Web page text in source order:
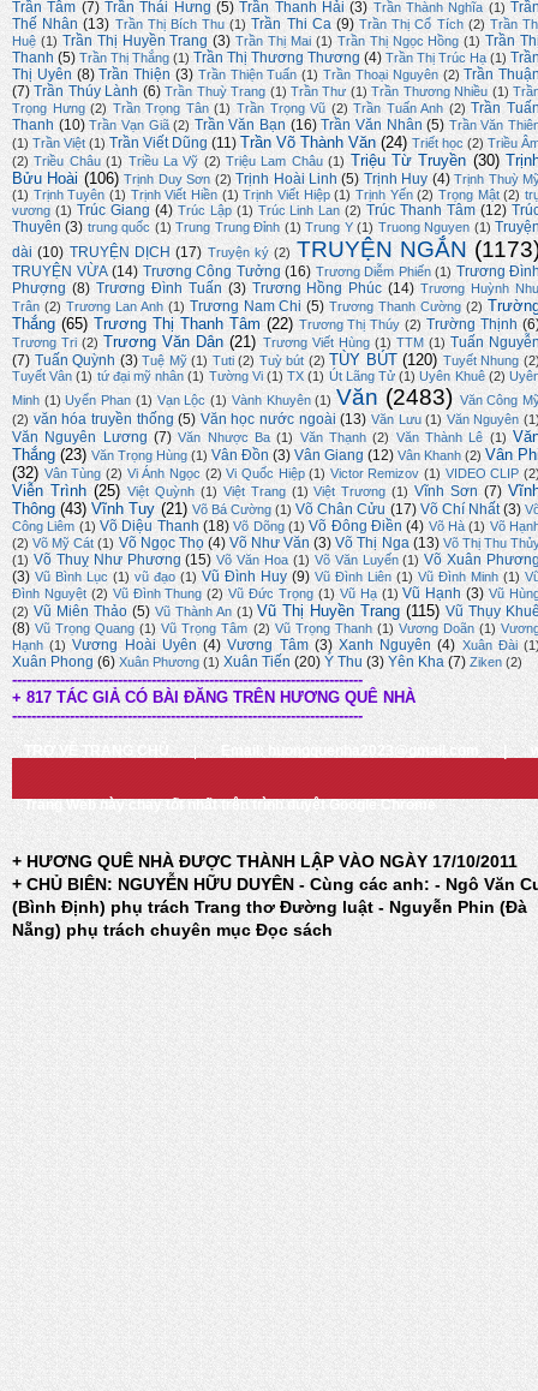
Trần Tâm (7) Trần Thái Hưng (5) Trần Thanh Hải (3) Trần Thành Nghĩa (1)
Thế Nhân (13) Trần Thị Bích Thu (1) Trần Thi Ca (9) Trần Thị Cổ Tích (2) Trần
Huệ (1) Trần Thị Huyền Trang (3) Trần Thị Mai (1) Trần Thị Ngọc Hồng (1) Trần
Thanh (5) Trần Thị Thắng (1) Trần Thị Thương Thương (4) Trần Thị Trúc Hạ (1)
Thị Uyên (8) Trần Thiện (3) Trần Thiện Tuấn (1) Trần Thoại Nguyên (2) Trần
(7) Trần Thúy Lành (6) Trần Thuỳ Trang (1) Trần Thư (1) Trần Thương Nhiều (1)
Trọng Hưng (2) Trần Trọng Tân (1) Trần Trọng Vũ (2) Trần Tuấn Anh (2) Trần
Thanh (10) Trần Vạn Giã (2) Trần Văn Bạn (16) Trần Văn Nhân (5) Trần Văn
(1) Trần Việt (1) Trần Viết Dũng (11) Trần Võ Thành Văn (24) Triết học (2) Triều
(2) Triều Châu (1) Triều La Vỹ (2) Triệu Lam Châu (1) Triệu Từ Truyền (30)
Bửu Hoài (106) Trịnh Duy Sơn (2) Trịnh Hoài Linh (5) Trịnh Huy (4) Trịnh Thuỳ
(1) Trịnh Tuyên (1) Trịnh Viết Hiền (1) Trịnh Viết Hiệp (1) Trịnh Yến (2) Trọng Mật (2)
vương (1) Trúc Giang (4) Trúc Lập (1) Trúc Linh Lan (2) Trúc Thanh Tâm (12)
Thuyên (3) trung quốc (1) Trung Trung Đỉnh (1) Trung Y (1) Truong Nguyen (1)
dài (10) TRUYỆN DỊCH (17) Truyện ký (2) TRUYỆN NGẮN
TRUYỆN VỪA (14) Trương Công Tưởng (16) Trương Diễm Phiến (1) Trương
Phượng (8) Trương Đình Tuấn (3) Trương Hồng Phúc (14) Trương Huỳnh
Trân (2) Trương Lan Anh (1) Trương Nam Chi (5) Trương Thanh Cường (2)
Thắng (65) Trương Thị Thanh Tâm (22) Trương Thị Thúy (2) Trường Thịnh
Trương Tri (2) Trương Văn Dân (21) Trương Viết Hùng (1) TTM (1) Tuấn
(7) Tuấn Quỳnh (3) Tuệ Mỹ (1) Tuti (2) Tuỳ bút (2) TÙY BÚT (120) Tuyết Nhung
Tuyết Vân (1) tứ đại mỹ nhân (1) Tường Vi (1) TX (1) Út Lãng Tử (1) Uyên Khuê (2)
Minh (1) Uyển Phan (1) Vạn Lộc (1) Vành Khuyên (1) Văn (2483) Văn Công
(2) văn hóa truyền thống (5) Văn học nước ngoài (13) Văn Lưu (1) Văn Nguyên
Văn Nguyên Lương (7) Văn Nhược Ba (1) Văn Thạnh (2) Văn Thành Lê (1)
Thắng (23) Văn Trọng Hùng (1) Vân Đồn (3) Vân Giang (12) Vân Khanh (2) Vân
(32) Vân Tùng (2) Vi Ánh Ngọc (2) Vi Quốc Hiệp (1) Victor Remizov (1) VIDEO CLIP
Viễn Trình (25) Việt Quỳnh (1) Việt Trang (1) Việt Trương (1) Vĩnh Sơn (7)
Thông (43) Vĩnh Tuy (21) Võ Bá Cường (1) Võ Chân Cửu (17) Võ Chí Nhất (3)
Công Liêm (1) Võ Diệu Thanh (18) Võ Dõng (1) Võ Đông Điền (4) Võ Hà (1) Võ
(2) Võ Mỹ Cát (1) Võ Ngọc Thọ (4) Võ Như Văn (3) Võ Thị Nga (13) Võ Thị Thu
(1) Võ Thuỵ Như Phương (15) Võ Văn Hoa (1) Võ Văn Luyến (1) Võ Xuân
(3) Vũ Bình Lục (1) vũ đạo (1) Vũ Đình Huy (9) Vũ Đình Liên (1) Vũ Đình Minh (1)
Đình Nguyệt (2) Vũ Đình Thung (2) Vũ Đức Trọng (1) Vũ Hạ (1) Vũ Hạnh (3) Vũ
(2) Vũ Miên Thảo (5) Vũ Thành An (1) Vũ Thị Huyền Trang (115) Vũ Thụy
(8) Vũ Trọng Quang (1) Vũ Trọng Tâm (2) Vũ Trọng Thanh (1) Vương Doãn (1)
Hạnh (1) Vương Hoài Uyên (4) Vương Tâm (3) Xanh Nguyên (4) Xuân Đài
Xuân Phong (6) Xuân Phương (1) Xuân Tiến (20) Ý Thu (3) Yên Kha (7) Ziken (2)
-------------------------------------------------------------------------
+ 817 TÁC GIẢ CÓ BÀI ĐĂNG TRÊN HƯƠNG QUÊ NHÀ
-------------------------------------------------------------------------
TRỞ VỀ TRANG CHỦ Email: huongquenha2023@gmail.com
Trang Web này chạy tốt nhất trên trình duyệt Google Chrome
+ HƯƠNG QUÊ NHÀ ĐƯỢC THÀNH LẬP VÀO NGÀY 17/10/2011
+ CHỦ BIÊN: NGUYỄN HỮU DUYÊN - Cùng các anh: - Ngô Văn
(Bình Định) phụ trách Trang thơ Đường luật - Nguyễn Phin (Đà
Nẵng) phụ trách chuyên mục Đọc sách